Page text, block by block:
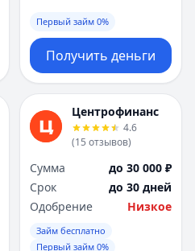
Первый займ 0%
Получить деньги
Центрофинанс
4.6
(15 отзывов)
Сумма
до 30 000 ₽
Срок
до 30 дней
Одобрение
Низкое
Займ бесплатно
Первый займ 0%